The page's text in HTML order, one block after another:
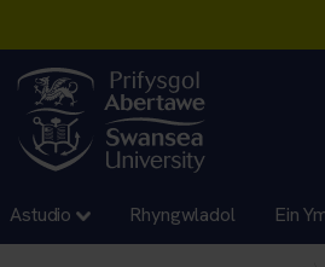
Astudio Rhyngwladol Ein